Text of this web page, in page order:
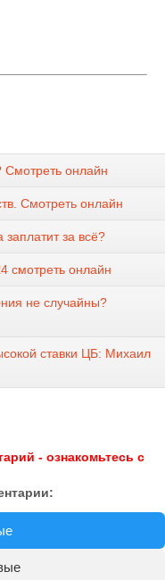
онлайн
Смотреть онлайн
за всё?
смотреть онлайн
не случайны?
ставки ЦБ: Михаил
- ознакомьтесь с